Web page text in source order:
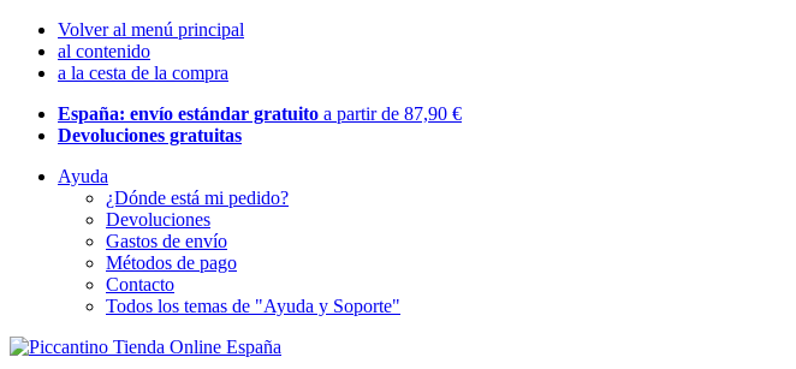
Volver al menú principal
al contenido
a la cesta de la compra
España: envío estándar gratuito a partir de 87,90 €
Devoluciones gratuitas
Ayuda
¿Dónde está mi pedido?
Devoluciones
Gastos de envío
Métodos de pago
Contacto
Todos los temas de "Ayuda y Soporte"